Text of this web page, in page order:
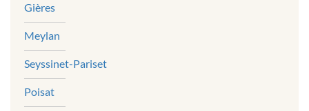
Gières
Meylan
Seyssinet-Pariset
Poisat